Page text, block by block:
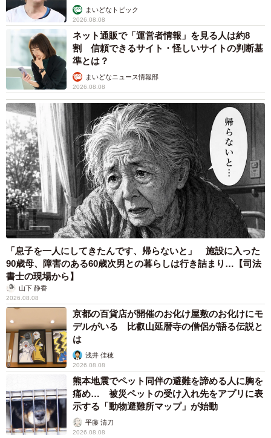
まいどなトピック
2026.08.08
ネット通販で「運営者情報」を見る人は約8
割 信頼できるサイト・怪しいサイトの判断基
準とは？
まいどなニュース情報部
2026.08.08
「息子を一人にしてきたんです、帰らないと」 施設に入った
90歳母、障害のある60歳次男との暮らしは行き詰まり…【司法
書士の現場から】
山下 静香
2026.08.08
京都の百貨店が開催のお化け屋敷のお化けにモ
デルがいる 比叡山延暦寺の僧侶が語る伝説と
は
浅井 佳穂
2026.08.08
熊本地震でペット同伴の避難を諦める人に胸を
痛め… 被災ペットの受け入れ先をアプリに表
示する「動物避難所マップ」が始動
平藤 清刀
2026.08.08